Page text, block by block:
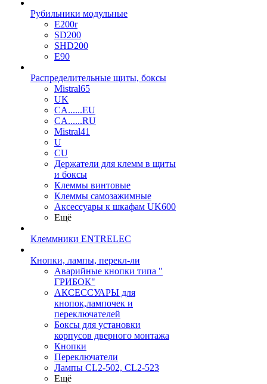
Рубильники модульные
E200r
SD200
SHD200
E90
Распределительные щиты, боксы
Mistral65
UK
CA......EU
CA......RU
Mistral41
U
CU
Держатели для клемм в щиты
и боксы
Клеммы винтовые
Клеммы самозажимные
Аксессуары к шкафам UK600
Ещё
Клеммники ENTRELEC
Кнопки, лампы, перекл-ли
Аварийные кнопки типа "
ГРИБОК"
АКСЕССУАРЫ для
кнопок,лампочек и
переключателей
Боксы для установки
корпусов дверного монтажа
Кнопки
Переключатели
Лампы CL2-502, CL2-523
Ещё